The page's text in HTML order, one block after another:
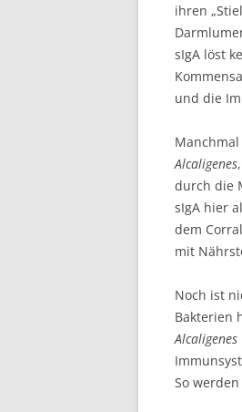
ihren
sIgA löst
und die
Alcaligenes
durch die
sIgA hier
dem
mit
Noch ist
Bakterien
Alcaligenes
So